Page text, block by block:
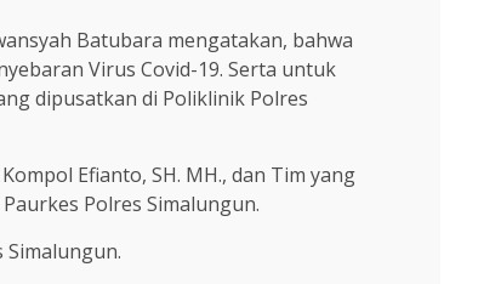
Batubara mengatakan, bahwa
Virus Covid-19. Serta untuk
dipusatkan di Poliklinik Polres
Efianto, SH. MH., dan Tim yang
Polres Simalungun.